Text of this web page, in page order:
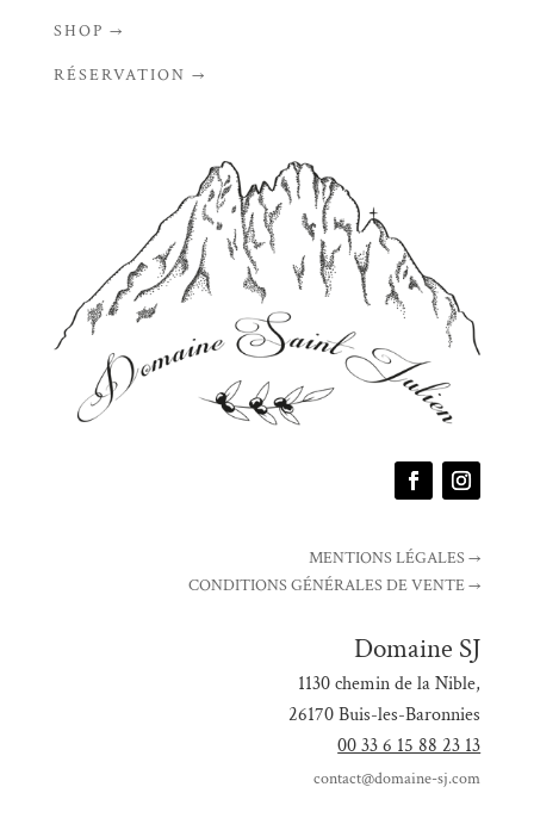
SHOP →
RÉSERVATION →
MENTIONS LÉGALES →
CONDITIONS GÉNÉRALES DE VENTE →
Domaine SJ
1130 chemin de la Nible,
26170 Buis-les-Baronnies
00 33 6 15 88 23 13
contact@domaine-sj.com